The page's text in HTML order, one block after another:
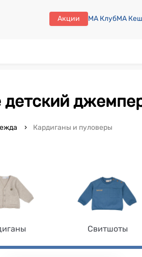
Акции МА КлубМА
детский
Кардиганы и пуловеры
Свитшоты